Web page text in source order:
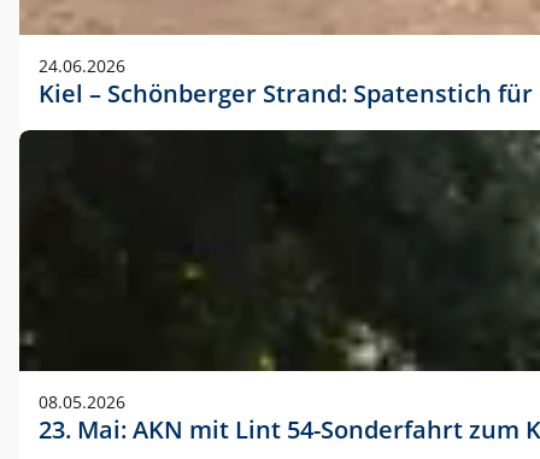
24.06.2026
Kiel – Schönberger Strand: Spatenstich
08.05.2026
23. Mai: AKN mit Lint 54-Sonderfahrt